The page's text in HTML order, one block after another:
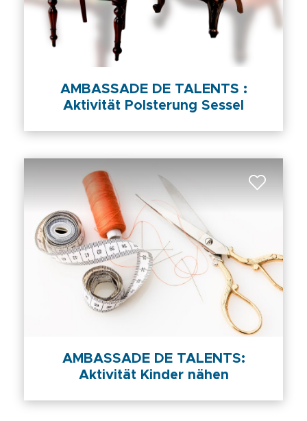
AMBASSADE DE TALENTS :
Aktivität Polsterung Sessel
AMBASSADE DE TALENTS:
Aktivität Kinder nähen